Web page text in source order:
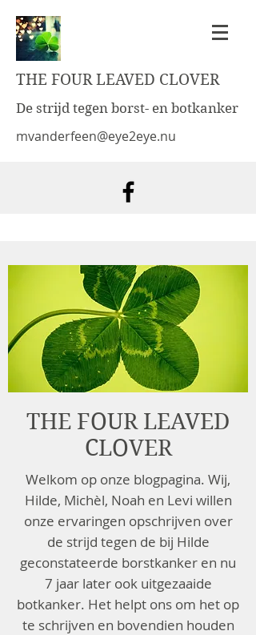
THE FOUR LEAVED CLOVER
De strijd tegen borst- en botkanker
mvanderfeen@eye2eye.nu
THE FOUR LEAVED
CLOVER
Welkom op onze blogpagina. Wij,
Hilde, Michèl, Noah en Levi willen
onze ervaringen opschrijven over
de strijd tegen de bij Hilde
geconstateerde borstkanker en nu
7 jaar later ook uitgezaaide
botkanker. Het helpt ons om het op
te schrijven en bovendien houden